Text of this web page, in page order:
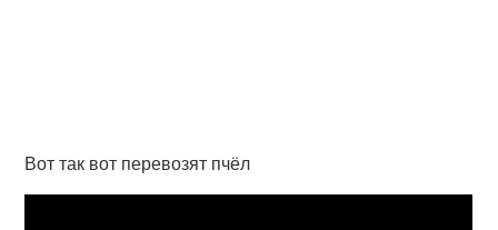
Вот так вот перевозят пчёл